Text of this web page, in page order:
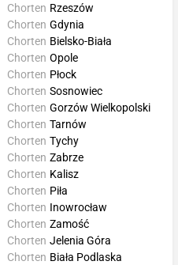
Chorten Rzeszów
Chorten Gdynia
Chorten Bielsko-Biała
Chorten Opole
Chorten Płock
Chorten Sosnowiec
Chorten Gorzów Wielkopolski
Chorten Tarnów
Chorten Tychy
Chorten Zabrze
Chorten Kalisz
Chorten Piła
Chorten Inowrocław
Chorten Zamość
Chorten Jelenia Góra
Chorten Biała Podlaska